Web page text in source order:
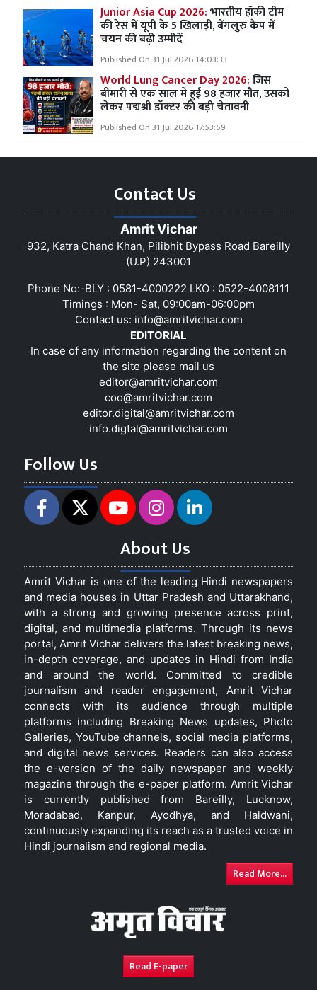
Junior Asia Cup 2026:भारतीय हॉकी टीम
की रेस में यूपी के 5 खिलाड़ी, बेंगलुरु कैंप में
चयन की बढ़ी उम्मीदें
Published On 31 Jul 2026 14:03:33
World Lung Cancer Day 2026:जिस
बीमारी से एक साल में हुई 98 हजार मौत, उसको
लेकर पद्मश्री डॉक्टर की बड़ी चेतावनी
Published On 31 Jul 2026 17:53:59
Contact Us
Amrit Vichar
932, Katra Chand Khan, Pilibhit Bypass Road Bareilly
(U.P) 243001
Phone No:-BLY : 0581-4000222 LKO : 0522-4008111
Timings : Mon- Sat, 09:00am-06:00pm
Contact us: info@amritvichar.com
EDITORIAL
In case of any information regarding the content on
the site please mail us
editor@amritvichar.com
coo@amritvichar.com
editor.digital@amritvichar.com
info.digtal@amritvichar.com
Follow Us
About Us
Amrit Vichar is one of the leading Hindi newspapers
and media houses in Uttar Pradesh and Uttarakhand,
with a strong and growing presence across print,
digital, and multimedia platforms. Through its news
portal, Amrit Vichar delivers the latest breaking news,
in-depth coverage, and updates in Hindi from India
and around the world. Committed to credible
journalism and reader engagement, Amrit Vichar
connects with its audience through multiple
platforms including Breaking News updates, Photo
Galleries, YouTube channels, social media platforms,
and digital news services. Readers can also access
the e-version of the daily newspaper and weekly
magazine through the e-paper platform. Amrit Vichar
is currently published from Bareilly, Lucknow,
Moradabad, Kanpur, Ayodhya, and Haldwani,
continuously expanding its reach as a trusted voice in
Hindi journalism and regional media.
Read More...
Read E-paper